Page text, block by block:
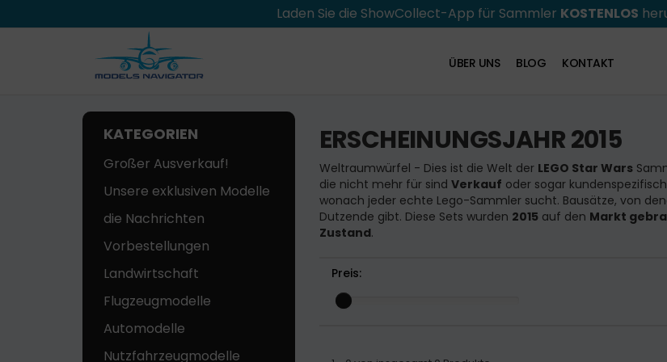
Laden Sie die ShowCollect-App für Sammler KOSTENLOS
ÜBER UNS BLOG KONTAKT
KATEGORIEN
Großer Ausverkauf!
Unsere exklusiven Modelle
die Nachrichten
Vorbestellungen
Landwirtschaft
Flugzeugmodelle
Automodelle
Nutzfahrzeugmodelle
ERSCHEINUNGSJAHR 2015
Weltraumwürfel - Dies ist die Welt der LEGO Star Wars
die nicht mehr für sind Verkauf oder sogar
wonach jeder echte Lego-Sammler sucht. Bausätze, von
Dutzende gibt. Diese Sets wurden 2015auf den Markt
Zustand.
Preis: